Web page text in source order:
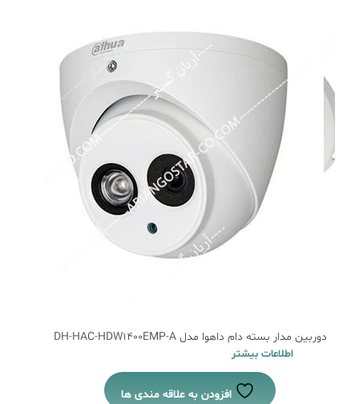
دوربین مدار بسته دام داهوا مدل DH-HAC-HDW1400EMP-A
اطلاعات بیشتر
افزودن به علاقه مندی ها